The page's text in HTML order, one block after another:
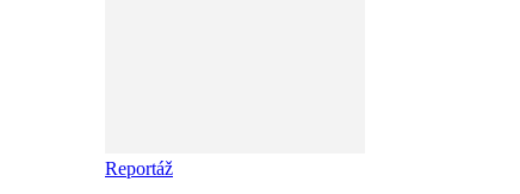
Reportáž